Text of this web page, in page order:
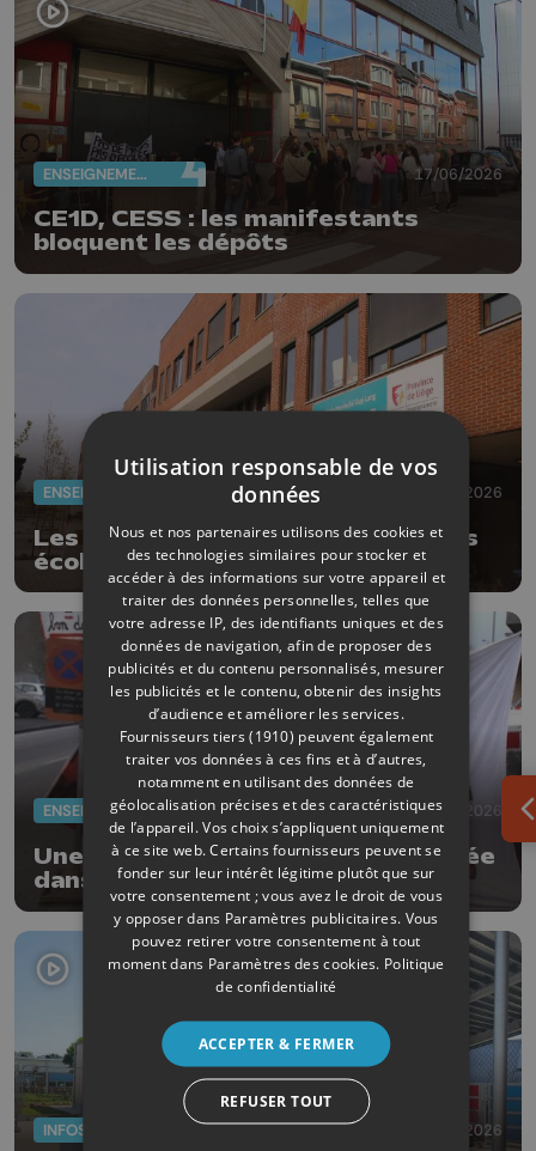
ENSEIGNEMENT 17/06/2026
CE1D, CESS : les manifestants
bloquent les dépôts
02/06/2026
Les examens sont annulés dans les
écoles de la Province de Liège
ENSEIGNEMENT 29/05/2026
Une partie des examens est annulée
dans les écoles de la Ville de Liège
INFOS 27/05/2026
Utilisation responsable de vos
données
Nous et nos partenaires utilisons des cookies et
des technologies similaires pour stocker et
accéder à des informations sur votre appareil et
traiter des données personnelles, telles que
votre adresse IP, des identifiants uniques et des
données de navigation, afin de proposer des
publicités et du contenu personnalisés, mesurer
les publicités et le contenu, obtenir des insights
d’audience et améliorer les services.
Fournisseurs tiers (1910) peuvent également
traiter vos données à ces fins et à d’autres,
notamment en utilisant des données de
géolocalisation précises et des caractéristiques
de l’appareil. Vos choix s’appliquent uniquement
à ce site web. Certains fournisseurs peuvent se
fonder sur leur intérêt légitime plutôt que sur
votre consentement ; vous avez le droit de vous
y opposer dans Paramètres publicitaires. Vous
pouvez retirer votre consentement à tout
moment dans Paramètres des cookies. Politique
de confidentialité
ACCEPTER & FERMER
REFUSER TOUT